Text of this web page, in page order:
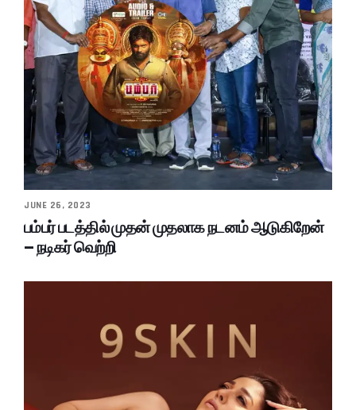
JUNE 26, 2023
பம்பர் படத்தில் முதன் முதலாக நடனம் ஆடுகிறேன்
– நடிகர் வெற்றி